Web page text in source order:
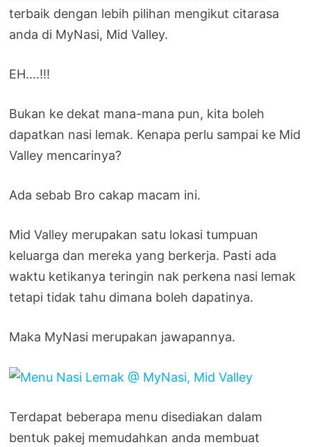
terbaik dengan lebih pilihan mengikut citarasa
anda di MyNasi, Mid Valley.
EH….!!!
Bukan ke dekat mana-mana pun, kita boleh
dapatkan nasi lemak. Kenapa perlu sampai ke Mid
Valley mencarinya?
Ada sebab Bro cakap macam ini.
Mid Valley merupakan satu lokasi tumpuan
keluarga dan mereka yang berkerja. Pasti ada
waktu ketikanya teringin nak perkena nasi lemak
tetapi tidak tahu dimana boleh dapatinya.
Maka MyNasi merupakan jawapannya.
Terdapat beberapa menu disediakan dalam
bentuk pakej memudahkan anda membuat